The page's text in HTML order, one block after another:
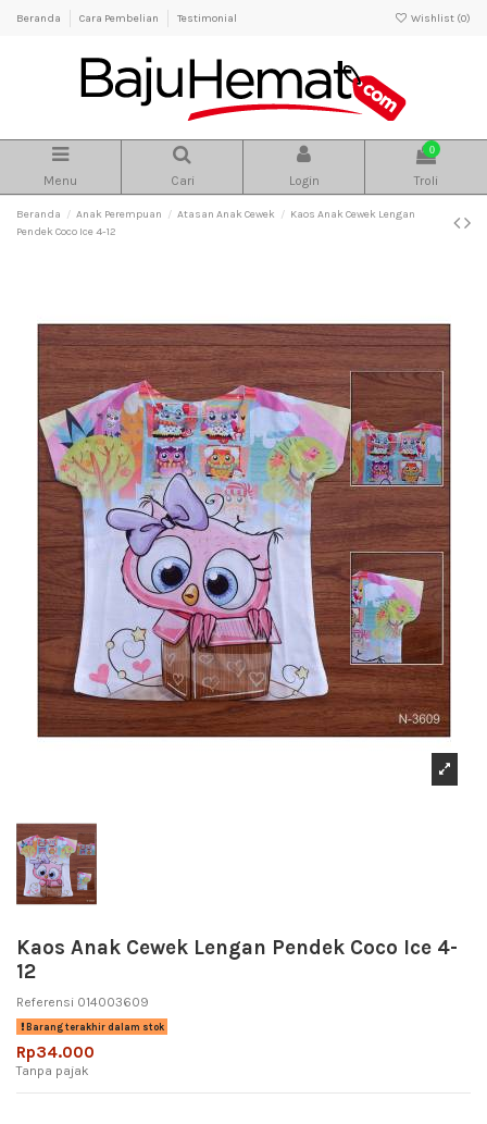
Beranda Cara Pembelian Testimonial Wishlist (0)
Menu Cari Login
0
Troli
Beranda Anak Perempuan Atasan Anak Cewek
Kaos Anak Cewek Lengan
Pendek Coco Ice 4-12
Kaos Anak Cewek Lengan Pendek Coco Ice 4-
12
Referensi 014003609
Barang terakhir dalam stok
Rp34.000
Tanpa pajak